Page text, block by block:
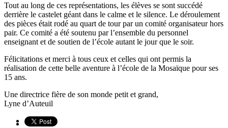
Tout au long de ces représentations, les élèves se sont succédé
derrière le castelet géant dans le calme et le silence. Le déroulement
des pièces était rodé au quart de tour par un comité organisateur hors
pair. Ce comité a été soutenu par l’ensemble du personnel
enseignant et de soutien de l’école autant le jour que le soir.
Félicitations et merci à tous ceux et celles qui ont permis la
réalisation de cette belle aventure à l’école de la Mosaïque pour ses
15 ans.
Une directrice fière de son monde petit et grand,
Lyne d’Auteuil